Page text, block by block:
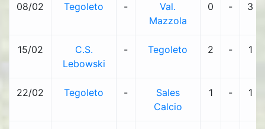
08/02 Tegoleto -
Val.
Mazzola
0 - 3
15/02
C.S.
Lebowski
- Tegoleto 2 - 1
22/02 Tegoleto -
Sales
Calcio
1 - 1